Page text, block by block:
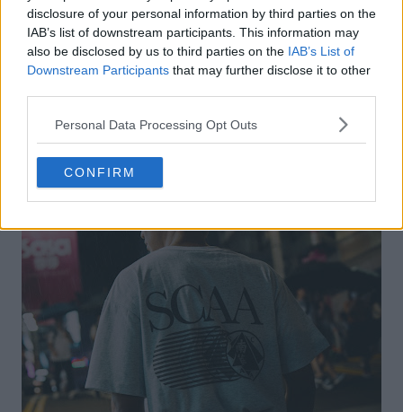
disclosure of your personal information by third parties on the
IAB’s list of downstream participants. This information may
also be disclosed by us to third parties on the IAB’s List of
Downstream Participants that may further disclose it to other
Personal Data Processing Opt Outs
CONFIRM